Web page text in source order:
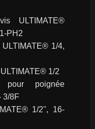
PH2
ULTIMATE® 1/2
3/8F